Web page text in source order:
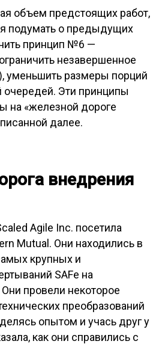
объем предстоящих работ,
подумать о предыдущих
принцип №6 —
незавершенное
уменьшить размеры порций
очередей. Эти принципы
на «железной дороге
далее.
внедрения
Agile Inc. посетила
Mutual. Они находились в
крупных и
SAFe на
провели некоторое
преобразований
опытом и учась друг у
как они справились с